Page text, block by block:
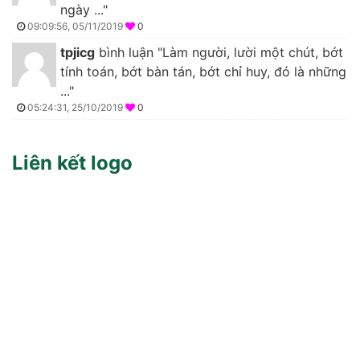
ngày ..."
09:09:56, 05/11/2019 0
tpjicg bình luận "Làm người, lười một chút, bớt
tính toán, bớt bàn tán, bớt chỉ huy, đó là những
..."
05:24:31, 25/10/2019 0
Liên kết logo